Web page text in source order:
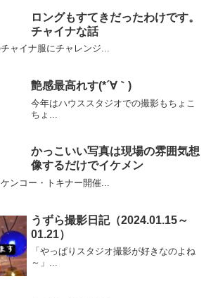
ロングもすてきだったわけです。
チャイナな話
ャイナ服にチャレンジ...
艶感最高れす(*´∀｀)
今年はハウススタジオでの撮影もちょこ
ちょ...
かっこいい写真は現場の雰囲気想
像するだけでイケメン
ンコー・トキナー開催...
うずら撮影日記（2024.01.15～
01.21）
「やっぱりスタジオ撮影が好きなのよね
～」...